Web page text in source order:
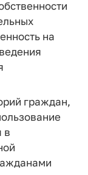
на
граждан,
в